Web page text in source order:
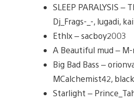
SLEEP PARALYSIS
Dj_Frags-_-, lugadi,
Ethlx – sacboy2003
A Beautiful mud –
Big Bad Bass –
MCalchemist42,
Starlight –